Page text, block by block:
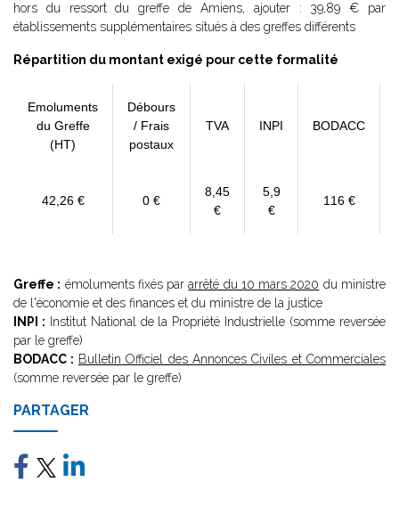
hors du ressort du greffe de Amiens, ajouter : 39,89 € par
établissements supplémentaires situés à des greffes différents
Répartition du montant exigé pour cette formalité
Emoluments
du Greffe
(HT)
Débours
/ Frais
postaux
TVA INPI BODACC
42,26 € 0 €
8,45
€
5,9
€
116 €
Greffe : émoluments fixés pararrêté du 10 mars 2020 du ministre
de l'économie et des finances et du ministre de la justice
INPI : Institut National de la Propriété Industrielle (somme reversée
par le greffe)
BODACC : Bulletin Officiel des Annonces Civiles et Commerciales
(somme reversée par le greffe)
PARTAGER